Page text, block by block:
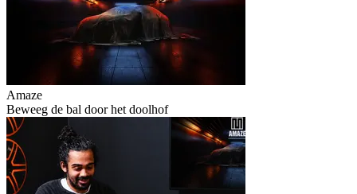
Amaze
Beweeg de bal door het doolhof